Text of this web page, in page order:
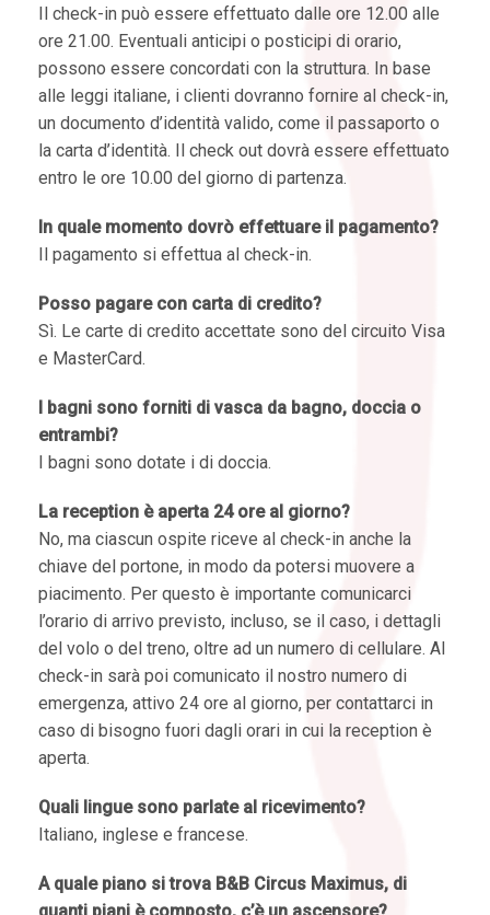
Il check-in può essere effettuato dalle ore 12.00 alle
ore 21.00. Eventuali anticipi o posticipi di orario,
possono essere concordati con la struttura. In base
alle leggi italiane, i clienti dovranno fornire al check-in,
un documento d’identità valido, come il passaporto o
la carta d’identità. Il check out dovrà essere effettuato
entro le ore 10.00 del giorno di partenza.
In quale momento dovrò effettuare il pagamento?
Il pagamento si effettua al check-in.
Posso pagare con carta di credito?
Sì. Le carte di credito accettate sono del circuito Visa
e MasterCard.
I bagni sono forniti di vasca da bagno, doccia o
entrambi?
I bagni sono dotate i di doccia.
La reception è aperta 24 ore al giorno?
No, ma ciascun ospite riceve al check-in anche la
chiave del portone, in modo da potersi muovere a
piacimento. Per questo è importante comunicarci
l’orario di arrivo previsto, incluso, se il caso, i dettagli
del volo o del treno, oltre ad un numero di cellulare. Al
check-in sarà poi comunicato il nostro numero di
emergenza, attivo 24 ore al giorno, per contattarci in
caso di bisogno fuori dagli orari in cui la reception è
aperta.
Quali lingue sono parlate al ricevimento?
Italiano, inglese e francese.
A quale piano si trova B&B Circus Maximus, di